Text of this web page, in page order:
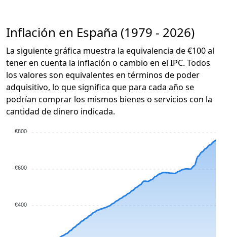
Inflación en España (1979 - 2026)
La siguiente gráfica muestra la equivalencia de €100 al
tener en cuenta la inflación o cambio en el IPC. Todos
los valores son equivalentes en términos de poder
adquisitivo, lo que significa que para cada año se
podrían comprar los mismos bienes o servicios con la
cantidad de dinero indicada.
€800
€600
€400